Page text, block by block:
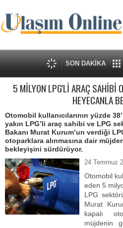
SON DAKİKA
5 MİLYON LPG'Lİ ARAÇ SAHİBİ
HEYECANLA
Otomobil kullanıcılarının yüzde
yakın LPG’li araç sahibi ve LPG
Bakanı Murat Kurum’un verdiği
otoparklara alınmasına dair
bekleyişini sürdürüyor.
24 Temmuz
Otomobil
eden 5
LPG
Murat
kapalı
müjdenin